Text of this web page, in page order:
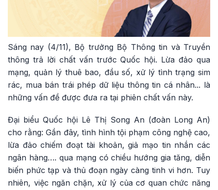
Sáng nay (4/11), Bộ trưởng Bộ Thông tin và Truyền
thông trả lời chất vấn trước Quốc hội. Lừa đảo qua
mạng, quản lý thuê bao, đầu số, xử lý tình trạng sim
rác, mua bán trái phép dữ liệu thông tin cá nhân... là
những vấn đề được đưa ra tại phiên chất vấn này.
Đại biểu Quốc hội Lê Thị Song An (đoàn Long An)
cho rằng: Gần đây, tình hình tội phạm công nghệ cao,
lừa đảo chiếm đoạt tài khoản, giả mạo tin nhắn các
ngân hàng…. qua mạng có chiều hướng gia tăng, diễn
biến phức tạp và thủ đoạn ngày càng tinh vi hơn. Tuy
nhiên, việc ngăn chặn, xử lý của cơ quan chức năng